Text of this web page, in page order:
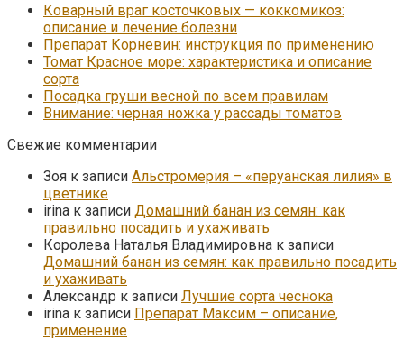
Коварный враг косточковых — коккомикоз:
описание и лечение болезни
Препарат Корневин: инструкция по применению
Томат Красное море: характеристика и описание
сорта
Посадка груши весной по всем правилам
Внимание: черная ножка у рассады томатов
Свежие комментарии
Зоя к записи Альстромерия – «перуанская лилия» в
цветнике
irina к записи Домашний банан из семян: как
правильно посадить и ухаживать
Королева Наталья Владимировна к записи
Домашний банан из семян: как правильно посадить
и ухаживать
Александр к записи Лучшие сорта чеснока
irina к записи Препарат Максим – описание,
применение